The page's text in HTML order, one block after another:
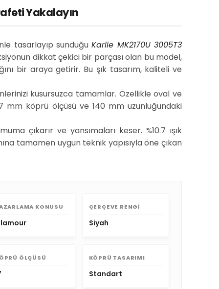
Yakalayın
tasarlayıp sunduğuKarlie MK2170U 3005T3
dikkat çekici bir parçası olan bu model,
bir araya getirir. Bu şık tasarım, kaliteli ve
kusursuzca tamamlar. Özellikle oval ve
mm köprü ölçüsü ve 140 mm uzunluğundaki
çıkarır ve yansımaları keser. %10.7 ışık
tamamen uygun teknik yapısıyla öne çıkan
KONUSU ÇERÇEVE RENGI
Siyah
ÖLÇÜSÜ KÖPRÜ TASARIMI
Standart